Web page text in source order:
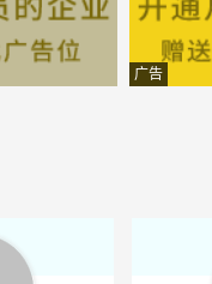
科研工业有限公司
公司
港汽车美容中心
广告